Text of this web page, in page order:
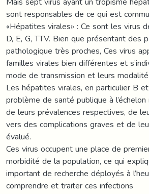
sont responsables de ce qui est
«Hépatites virales» : Ce sont les virus
D, E, G, TTV. Bien que présentant des
pathologique très proches, Ces virus
familles virales bien différentes et
mode de transmission et leurs
Les hépatites virales, en particulier B
problème de santé publique à
de leurs prévalences respectives, de
vers des complications graves et de
évalué.
Ces virus occupent une place de
morbidité de la population, ce qui
important de recherche déployés à
comprendre et traiter ces infections